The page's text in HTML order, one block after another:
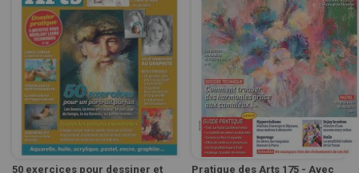
50 exercices pour dessiner et
Pratique des Arts 175 - Avec